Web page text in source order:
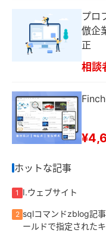
プロ
倣企
正
相談
ホットな記事
1 I.ウェブサイト
2 sqlコマンドzblog記
ールドで指定された